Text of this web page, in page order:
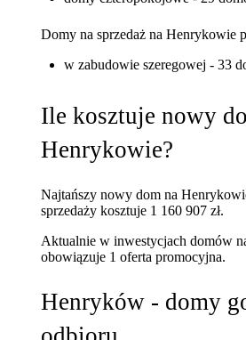
Domy na sprzedaż na Henrykowie
w zabudowie szeregowej - 33
Ile kosztuje nowy
Henrykowie?
Najtańszy nowy dom na
sprzedaży kosztuje 1 160 907 zł.
Aktualnie w inwestycjach domów
obowiązuje 1 oferta promocyjna.
Henryków - domy